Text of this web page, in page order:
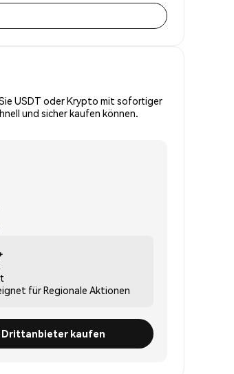
USDT oder Krypto mit sofortiger
und sicher kaufen können.
fürRegionale Aktionen
Drittanbieter kaufen